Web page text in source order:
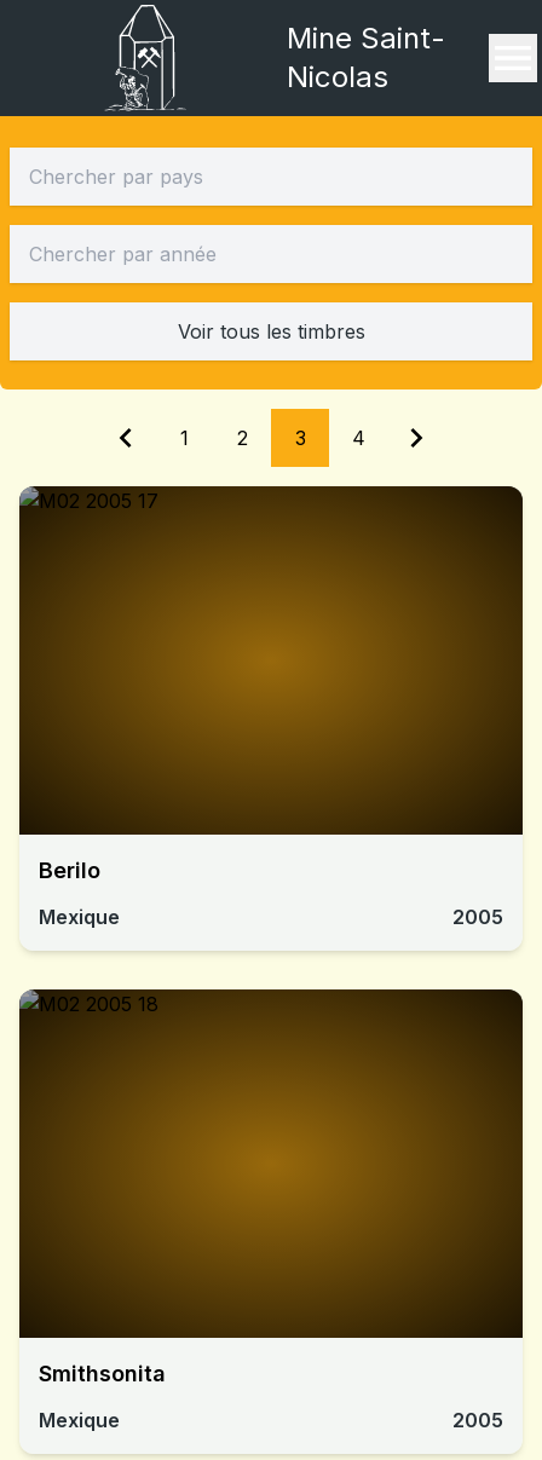
Mine Saint-
Nicolas
Voir tous les timbres
1 2 3 4
Berilo
Mexique 2005
Smithsonita
Mexique 2005